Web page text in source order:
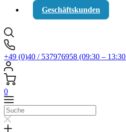
Geschäftskunden
+49 (0)40 / 537976958 (09:30 –
0
Suche